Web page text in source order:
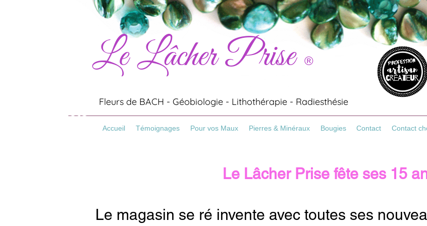
Le Lâcher Prise ®
Fleurs de BACH - Géobiologie - Lithothérapie - Radiesthésie
Pierre Naturelles
Accueil Témoignages Pour vos Maux Pierres & Minéraux Bougies Contact Contact
Le Lâcher Prise fête ses 15
Le magasin se ré invente avec toutes ses